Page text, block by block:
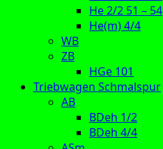
He 2/2 51 – 54
He(m) 4/4
WB
ZB
HGe 101
Triebwagen Schmalspur
AB
BDeh 1/2
BDeh 4/4